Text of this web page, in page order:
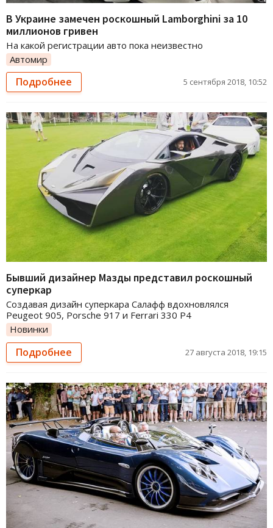
В Украине замечен роскошный Lamborghini за 10
миллионов гривен
На какой регистрации авто пока неизвестно
Автомир
Подробнее 5 сентября 2018, 10:52
Бывший дизайнер Мазды представил роскошный
суперкар
Создавая дизайн суперкара Салафф вдохновлялся
Peugeot 905, Porsche 917 и Ferrari 330 P4
Новинки
Подробнее 27 августа 2018, 19:15